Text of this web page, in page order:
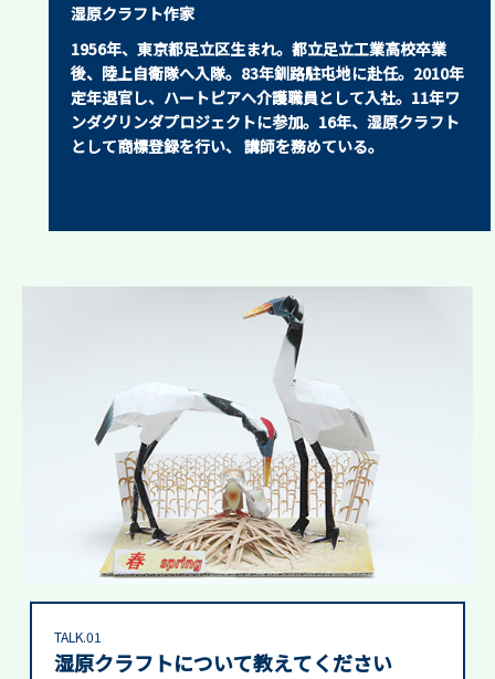
湿原クラフト作家
1956年、東京都足立区生まれ。都立足立工業高校卒業
後、陸上自衛隊へ入隊。83年釧路駐屯地に赴任。2010年
定年退官し、ハートピアへ介護職員として入社。11年ワ
ンダグリンダプロジェクトに参加。16年、湿原クラフト
として商標登録を行い、 講師を務めている。
TALK.01
湿原クラフトについて教えてください